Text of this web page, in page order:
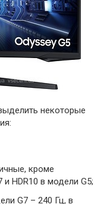
некоторые
кроме
и HDR10 в модели G5;
G7 – 240 Гц, в